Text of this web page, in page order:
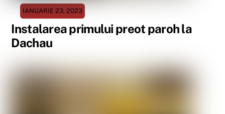
IANUARIE 23, 2023
Instalarea primului preot paroh la
Dachau